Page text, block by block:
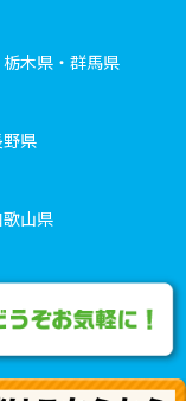
木県・群馬県
県
山県